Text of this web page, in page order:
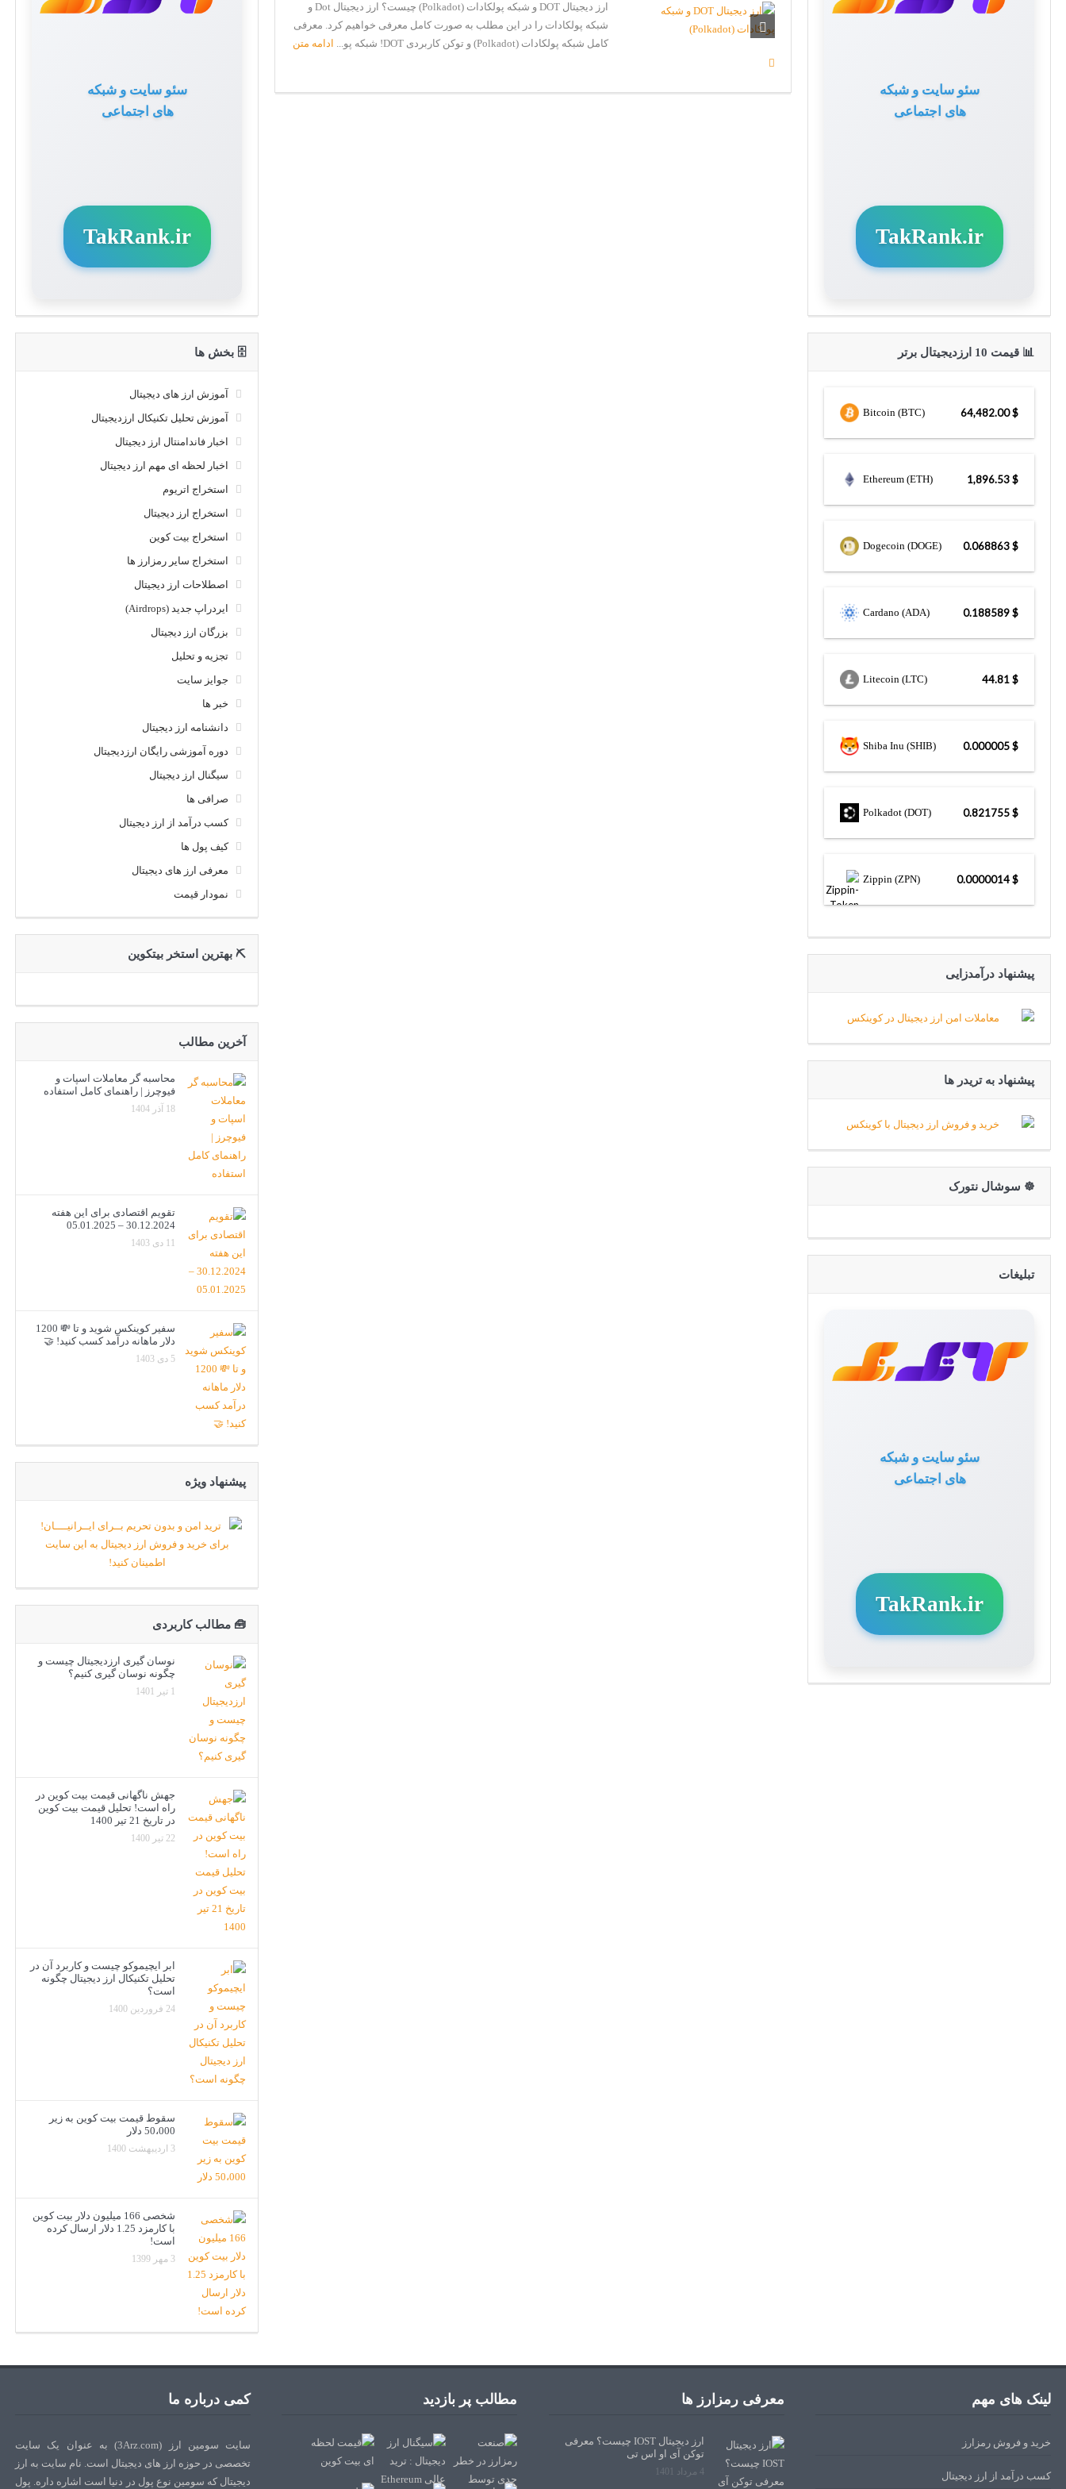
ارز دیجیتال DOT و شبکه پولکادات (Polkadot) چیست؟ ارز دیجیتال Dot و
شبکه پولکادات را در این مطلب به صورت کامل معرفی خواهیم کرد. معرفی
کامل شبکه پولکادات (Polkadot) و توکن کاربردی DOT! شبکه پو...
ادامه متن
سئو سایت و شبکه
های اجتماعی
TakRank.ir
🗄 بخش ها
آموزش ارز های دیجیتال
آموزش تحلیل تکنیکال ارزدیجیتال
اخبار فاندامنتال ارز دیجیتال
اخبار لحظه ای مهم ارز دیجیتال
استخراج اتریوم
استخراج ارز دیجیتال
استخراج بیت کوین
استخراج سایر رمزارز ها
اصطلاحات ارز دیجیتال
ایردراپ جدید (Airdrops)
بزرگان ارز دیجیتال
تجزیه و تحلیل
جوایز سایت
خبر ها
دانشنامه ارز دیجیتال
دوره آموزشی رایگان ارزدیجیتال
سیگنال ارز دیجیتال
صرافی ها
کسب درآمد از ارز دیجیتال
کیف پول ها
معرفی ارز های دیجیتال
نمودار قیمت
⛏ بهترین استخر بیتکوین
آخرین مطالب
محاسبه گر معاملات اسپات و
فیوچرز | راهنمای کامل استفاده
18 آذر 1404
تقویم اقتصادی برای این هفته
30.12.2024 – 05.01.2025
11 دی 1403
سفیر کوینکس شوید و تا 💸 1200
دلار ماهانه درآمد کسب کنید! 🤝
5 دی 1403
پیشنهاد ویژه
🧰 مطالب کاربردی
نوسان گیری ارزدیجیتال چیست و
چگونه نوسان گیری کنیم؟
1 تیر 1401
جهش ناگهانی قیمت بیت کوین در
راه است! تحلیل قیمت بیت کوین
در تاریخ 21 تیر 1400
22 تیر 1400
ابر ایچیموکو چیست و کاربرد آن در
تحلیل تکنیکال ارز دیجیتال چگونه
است؟
24 فروردین 1400
سقوط قیمت بیت کوین به زیر
50،000 دلار
3 اردیبهشت 1400
شخصی 166 میلیون دلار بیت کوین
با کارمزد 1.25 دلار ارسال کرده
است!
3 مهر 1399
سئو سایت و شبکه
های اجتماعی
TakRank.ir
📊 قیمت 10 ارزدیجیتال برتر
Bitcoin (BTC) $ 64,482.00
Ethereum (ETH) $ 1,896.53
Dogecoin (DOGE) $ 0.068863
Cardano (ADA) $ 0.188589
Litecoin (LTC) $ 44.81
Shiba Inu (SHIB) $ 0.000005
Polkadot (DOT) $ 0.821755
Zippin (ZPN) $ 0.0000014
پیشنهاد درآمدزایی
پیشنهاد به تریدر ها
☸️ سوشال نتورک
تبلیغات
سئو سایت و شبکه
های اجتماعی
TakRank.ir
لینک های مهم
خرید و فروش رمزارز
کسب درآمد از ارز دیجیتال
معرفی رمزارز ها
ارز دیجیتال IOST چیست؟ معرفی
توکن آی او اس تی
4 مرداد 1401
مطالب پر بازدید کمی درباره ما
سایت سومین ارز (3Arz.com) به عنوان یک سایت
تخصصی در حوزه ارز های دیجیتال است. نام سایت به ارز
دیجیتال که سومین نوع پول در دنیا است اشاره داره. پول